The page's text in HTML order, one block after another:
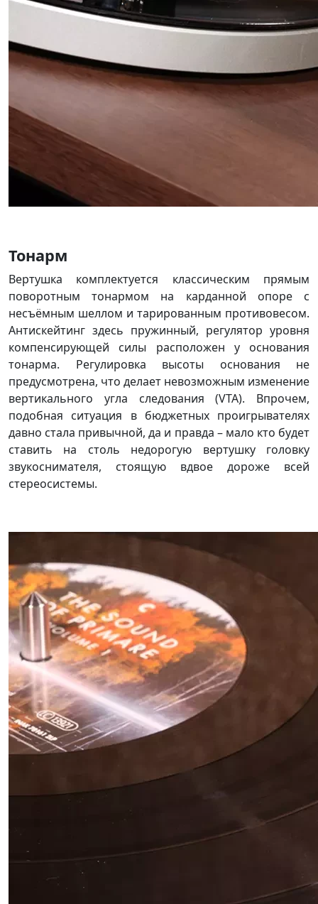
Тонарм
Вертушка комплектуется классическим прямым
поворотным тонармом на карданной опоре с
несъёмным шеллом и тарированным противовесом.
Антискейтинг здесь пружинный, регулятор уровня
компенсирующей силы расположен у основания
тонарма. Регулировка высоты основания не
предусмотрена, что делает невозможным изменение
вертикального угла следования (VTA). Впрочем,
подобная ситуация в бюджетных проигрывателях
давно стала привычной, да и правда – мало кто будет
ставить на столь недорогую вертушку головку
звукоснимателя, стоящую вдвое дороже всей
стереосистемы.